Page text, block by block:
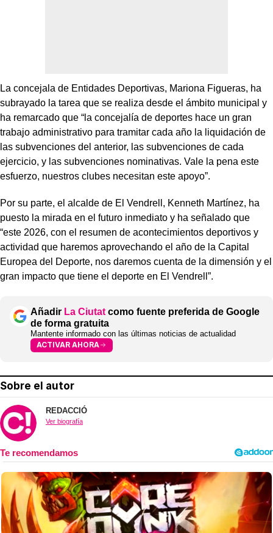
La concejala de Entidades Deportivas, Mariona Figueras, ha
subrayado la tarea que se realiza desde el ámbito municipal y
ha remarcado que “la concejalía de deportes hace un gran
trabajo administrativo para tramitar cada año la liquidación de
las subvenciones del anterior, las subvenciones de cada
ejercicio, y las subvenciones nominativas. Vale la pena este
esfuerzo, nuestros clubes necesitan este apoyo”.
Por su parte, el alcalde de El Vendrell, Kenneth Martínez, ha
puesto la mirada en el futuro inmediato y ha señalado que
“este 2026, con el resumen de acontecimientos deportivos y
actividad que haremos aprovechando el año de la Capital
Europea del Deporte, nos daremos cuenta de la dimensión y el
gran impacto que tiene el deporte en El Vendrell”.
Añadir La Ciutat como fuente preferida de Google
de forma gratuita
Mantente informado con las últimas noticias de actualidad
ACTIVAR AHORA
Sobre el autor
REDACCIÓ
Ver biografía